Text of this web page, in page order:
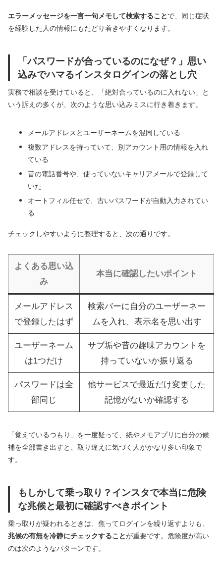
エラーメッセージを一言一句メモして検索することで、同じ症状
を経験した人の情報にもたどり着きやすくなります。
「パスワードが合っているのになぜ？」思い
込みでハマるインスタログインの落とし穴
実務で相談を受けていると、「絶対合っているのに入れない」と
いう訴えの多くが、次のような思い込みミスに行き着きます。
メールアドレスとユーザーネームを混同している
複数アドレスを持っていて、別アカウント用の情報を入れ
ている
昔の電話番号や、使っていないキャリアメールで登録して
いた
オートフィル任せで、古いパスワードが自動入力されてい
る
チェックしやすいように整理すると、次の通りです。
よくある思い込
み
本当に確認したいポイント
メールアドレス
で登録したはず
検索バーに自分のユーザーネー
ムを入れ、表示名を思い出す
ユーザーネーム
は1つだけ
サブ垢や昔の趣味アカウントを
持っていないか振り返る
パスワードは全
部同じ
他サービスで最近だけ変更した
記憶がないか確認する
「覚えているつもり」を一度疑って、紙やメモアプリに自分の候
補を全部書き出すと、取り違えに気づく人がかなり多い印象で
す。
もしかして乗っ取り？インスタで本当に危険
な兆候と最初に確認すべきポイント
乗っ取りが疑われるときは、焦ってログインを繰り返すよりも、
兆候の有無を冷静にチェックすることが重要です。危険度が高い
のは次のようなパターンです。